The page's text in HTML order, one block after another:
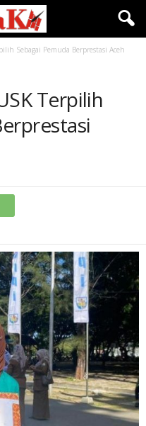
Sebagai Pemuda Berprestasi Aceh
Terpilih